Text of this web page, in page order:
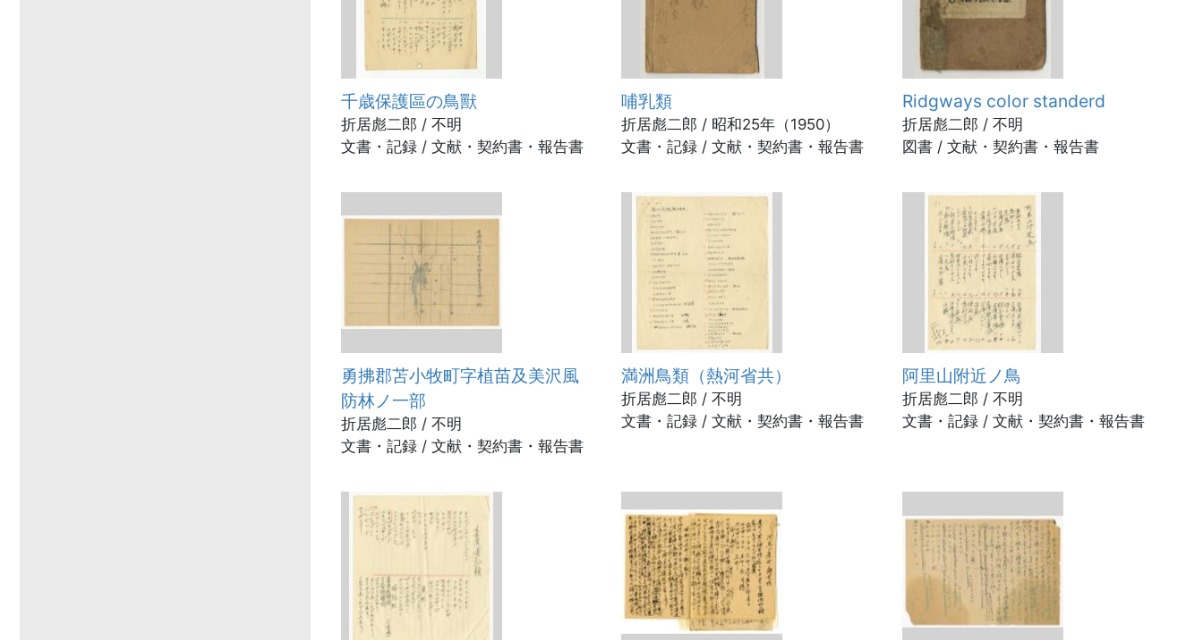
千歳保護區の鳥獸
折居彪二郎 / 不明
文書・記録 / 文献・契約書・報告書
哺乳類
折居彪二郎 / 昭和25年（1950）
文書・記録 / 文献・契約書・報告書
Ridgways color standerd
折居彪二郎 / 不明
図書 / 文献・契約書・報告書
勇拂郡苫小牧町字植苗及美沢風
防林ノ一部
折居彪二郎 / 不明
文書・記録 / 文献・契約書・報告書
満洲鳥類（熱河省共）
折居彪二郎 / 不明
文書・記録 / 文献・契約書・報告書
阿里山附近ノ鳥
折居彪二郎 / 不明
文書・記録 / 文献・契約書・報告書